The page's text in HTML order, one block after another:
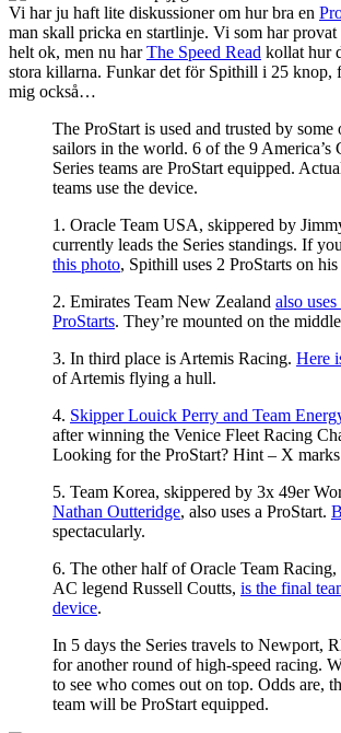
Vi har ju haft lite diskussioner om hur bra en
man skall pricka en startlinje. Vi som har
helt ok, men nu harThe Speed Read kollat hur
stora killarna. Funkar det för Spithill i 25 knop,
mig också…
The ProStart is used and trusted by some
sailors in the world. 6 of the 9 America’s
Series teams are ProStart equipped.
teams use the device.
1. Oracle Team USA, skippered by
currently leads the Series standings. If
this photo, Spithill uses 2 ProStarts on
2. Emirates Team New Zealand also
ProStarts. They’re mounted on the
3. In third place is Artemis Racing. Here
of Artemis flying a hull.
4. Skipper Louick Perry and Team
after winning the Venice Fleet Racing
Looking for the ProStart? Hint – X marks
5. Team Korea, skippered by 3x 49er
Nathan Outteridge, also uses a ProStart.
spectacularly.
6. The other half of Oracle Team
AC legend Russell Coutts, is the final
device.
In 5 days the Series travels to Newport,
for another round of high-speed racing.
to see who comes out on top. Odds are,
team will be ProStart equipped.